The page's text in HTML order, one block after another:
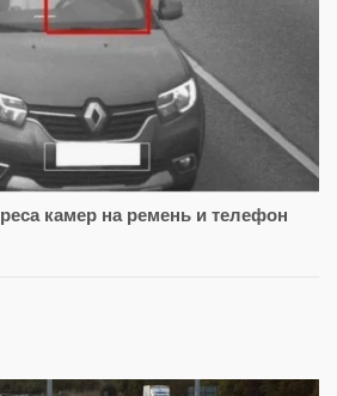
камер на ремень и телефон